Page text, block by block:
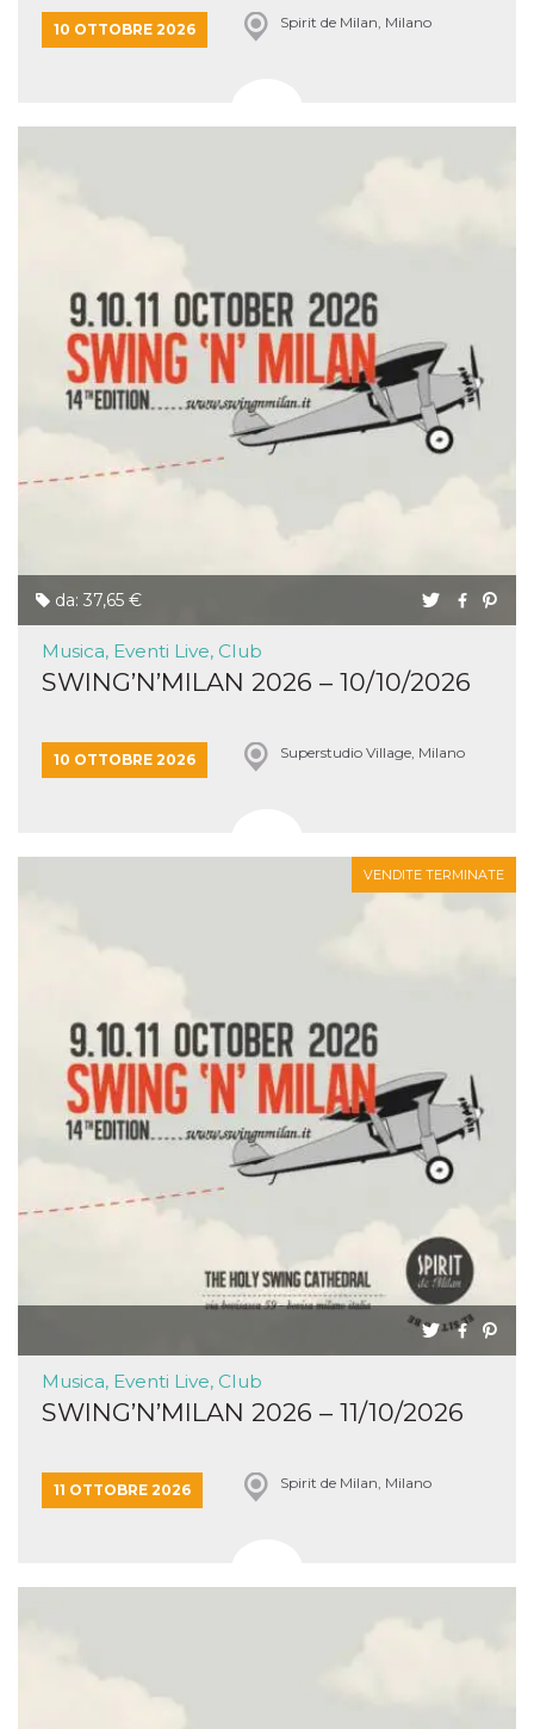
10 OTTOBRE 2026 Spirit de Milan, Milano
da: 37,65 €
Musica, Eventi Live, Club
SWING’N’MILAN 2026 – 10/10/2026
10 OTTOBRE 2026 Superstudio Village, Milano
VENDITE TERMINATE
Musica, Eventi Live, Club
SWING’N’MILAN 2026 – 11/10/2026
11 OTTOBRE 2026 Spirit de Milan, Milano